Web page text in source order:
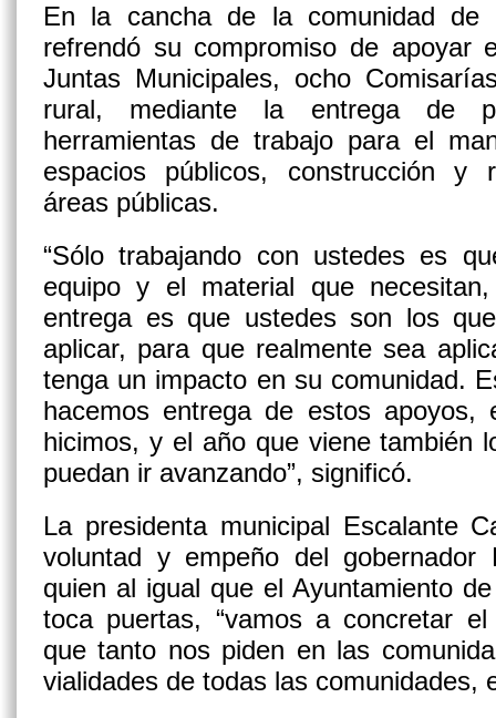
En la cancha de la comunidad de
refrendó su compromiso de apoyar
Juntas Municipales, ocho
rural, mediante la entrega de
herramientas de trabajo para el
espacios públicos, construcción y
áreas públicas.
“Sólo trabajando con ustedes es
equipo y el material que
entrega es que ustedes son los
aplicar, para que realmente sea
tenga un impacto en su comunidad.
hacemos entrega de estos apoyos,
hicimos, y el año que viene también
puedan ir avanzando”, significó.
La presidenta municipal Escalante
voluntad y empeño del gobernador
quien al igual que el Ayuntamiento
toca puertas, “vamos a concretar
que tanto nos piden en las
vialidades de todas las comunidades,